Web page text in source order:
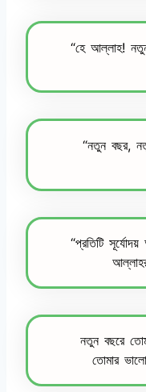
“হে আল্লাহ!
“নতুন বছর,
“প্রতিটি
নতুন বছরে
তোমার